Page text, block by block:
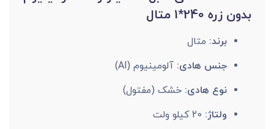
بدون زره 240*1 متال
برند: متال
جنس هادی: آلومینیوم (Al)
نوع هادی:خشک (مفتول)
ولتاژ: